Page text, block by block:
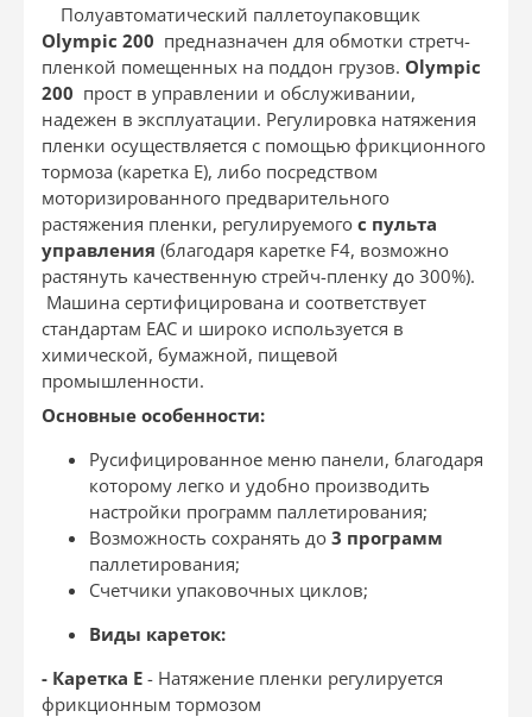
Полуавтоматический паллетоупаковщик
Olympic 200 предназначен для обмотки стретч-
пленкой помещенных на поддон грузов. Olympic
200 прост в управлении и обслуживании,
надежен в эксплуатации. Регулировка натяжения
пленки осуществляется с помощью фрикционного
тормоза (каретка Е), либо посредством
моторизированного предварительного
растяжения пленки, регулируемого с пульта
управления (благодаря каретке F4, возможно
растянуть качественную стрейч-пленку до 300%).
Машина сертифицирована и соответствует
стандартам ЕАС и широко используется в
химической, бумажной, пищевой
промышленности.
Основные особенности:
Русифицированное меню панели, благодаря
которому легко и удобно производить
настройки программ паллетирования;
Возможность сохранять до 3 программ
паллетирования;
Счетчики упаковочных циклов;
Виды кареток:
- Каретка Е - Натяжение пленки регулируется
фрикционным тормозом